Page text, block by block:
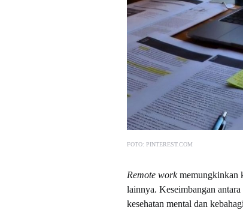
FOTO: PINTEREST.COM
Remote workmemungkinkan
lainnya. Keseimbangan
kesehatan mental dan